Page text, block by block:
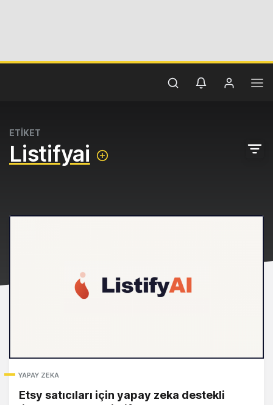
ETİKET
Listifyai
YAPAY ZEKA
Etsy satıcıları için yapay zeka destekli